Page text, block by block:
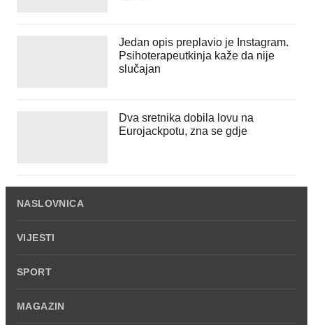
Jedan opis preplavio je Instagram.
Psihoterapeutkinja kaže da nije
slučajan
Dva sretnika dobila lovu na
Eurojackpotu, zna se gdje
NASLOVNICA
VIJESTI
SPORT
MAGAZIN